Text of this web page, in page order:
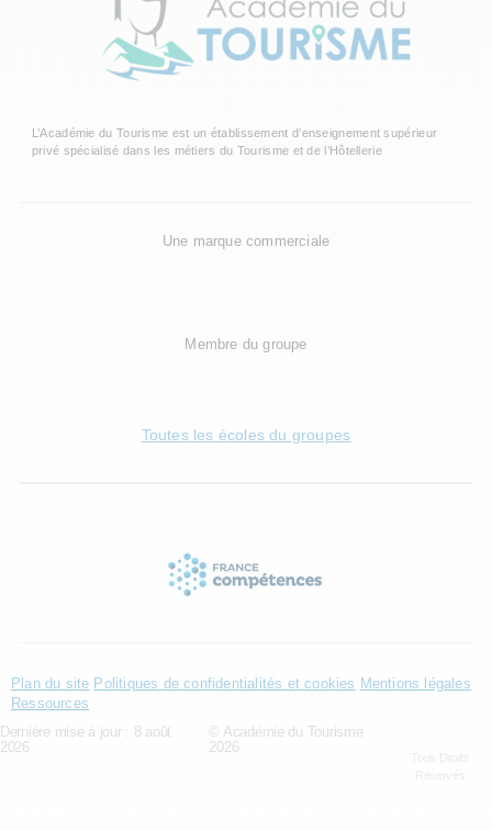
L’Académie du Tourisme est un établissement d’enseignement supérieur
privé spécialisé dans les métiers du Tourisme et de l’Hôtellerie
Une marque commerciale
Membre du groupe
Toutes les écoles du groupes
Plan du site Politiques de confidentialités et cookies Mentions légales
Ressources
Dernière mise à jour : 8 août
2026
© Académie du Tourisme
2026